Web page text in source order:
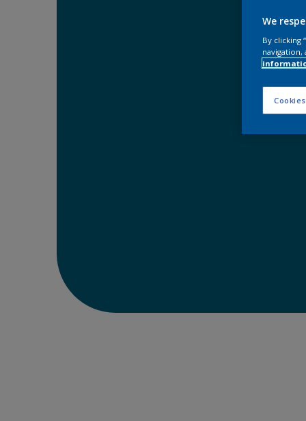
We
By clicking
navigation,